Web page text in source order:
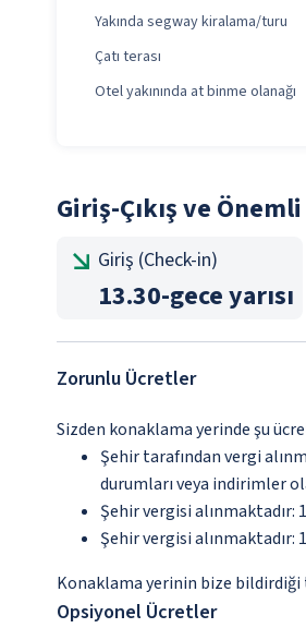
Yakında segway kiralama/turu
Çatı terası
Otel yakınında at binme olanağı
Giriş-Çıkış ve
Giriş (Check-in)
13.30-gece yarısı
Zorunlu Ücretler
Sizden konaklama yerinde şu
Şehir tarafından vergi
durumları veya indirimler
Şehir vergisi alınmaktadır:
Şehir vergisi alınmaktadır:
Konaklama yerinin bize
Opsiyonel Ücretler